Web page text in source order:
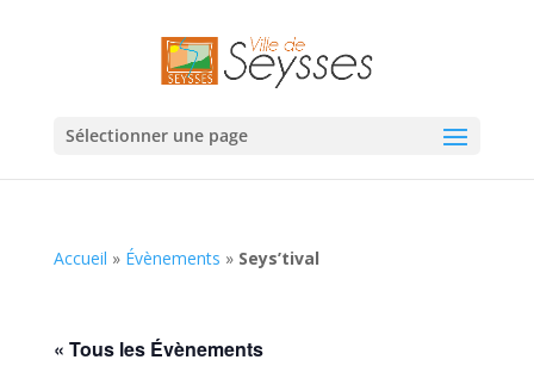
Sélectionner une page
Accueil » Évènements » Seys’tival
« Tous les Évènements